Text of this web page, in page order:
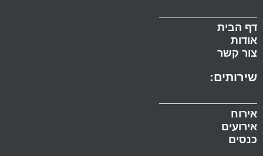
דף הבית
אודות
צור קשר
שירותים:
אירוח
אירועים
כנסים